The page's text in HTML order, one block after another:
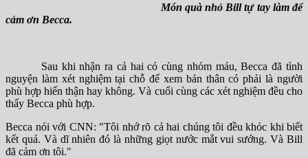
Món quà nhỏ Bill tự tay làm để
cảm ơn Becca.
Sau khi nhận ra cả hai có cùng nhóm máu, Becca đã tình
nguyện làm xét nghiệm tại chỗ để xem bản thân có phải là người
phù hợp hiến thận hay không. Và cuối cùng các xét nghiệm đều cho
thấy Becca phù hợp.
Becca nói với CNN: "Tôi nhớ rõ cả hai chúng tôi đều khóc khi biết
kết quả. Và dĩ nhiên đó là những giọt nước mắt vui sướng. Và Bill
đã cảm ơn tôi."